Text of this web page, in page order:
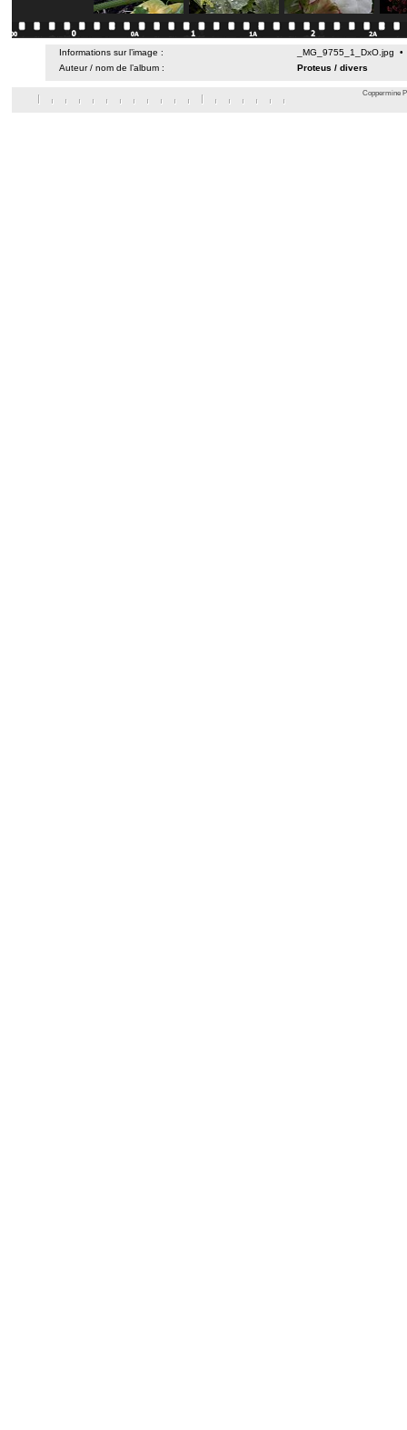
Informations sur l’image :
_MG_9755_1_DxO.jpg
Auteur / nom de l’album :
Proteus / divers
Coppermine